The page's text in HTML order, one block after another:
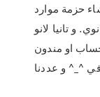
حزمة موارد
و تانيا لانو
او مندون
^_^ و عددنا